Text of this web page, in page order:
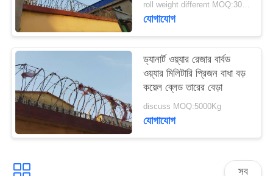
roll weight different MOQ:3000m
যোগাযোগ
ড্যানার্ট ওয়্যার রেজার বার্বড
ওয়্যার মিলিটারি প্রিজন বাধা বড়
কয়েল ব্লেড তারের বেড়া
discuss MOQ:5000Kg
যোগাযোগ
সব